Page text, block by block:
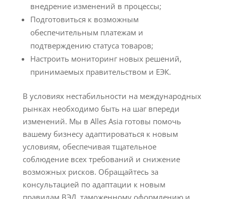
внедрение изменений в процессы;
Подготовиться к возможным
обеспечительным платежам и
подтверждению статуса товаров;
Настроить мониторинг новых решений,
принимаемых правительством и ЕЭК.
В условиях нестабильности на международных
рынках необходимо быть на шаг впереди
изменений. Мы в Alles Asia готовы помочь
вашему бизнесу адаптироваться к новым
условиям, обеспечивая тщательное
соблюдение всех требований и снижение
возможных рисков. Обращайтесь за
консультацией по адаптации к новым
правилам ВЭД, таможенному оформлению и